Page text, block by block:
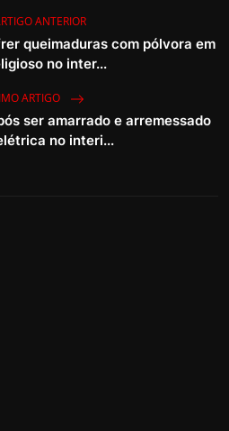
ANTERIOR
queimaduras com pólvora em
no inter...
ARTIGO
ser amarrado e arremessado
no interi...